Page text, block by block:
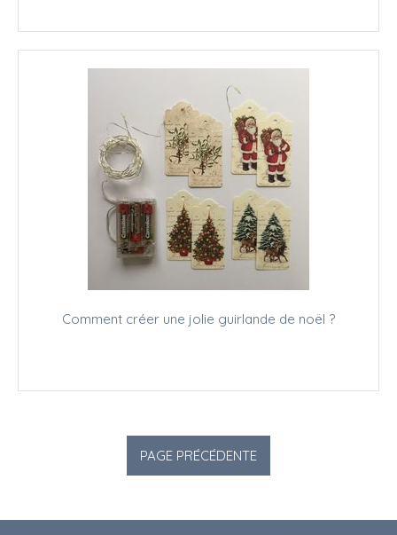
Comment créer une jolie guirlande de noël ?